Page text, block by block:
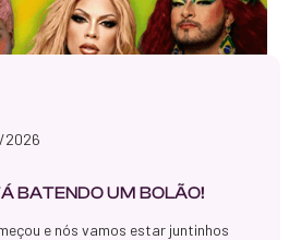
2026
BATENDO UM BOLÃO!
e nós vamos estar juntinhos